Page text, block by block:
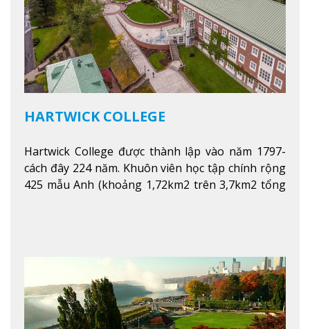
HARTWICK COLLEGE
Hartwick College được thành lập vào năm 1797-
cách đây 224 năm. Khuôn viên học tập chính rộng
425 mẫu Anh (khoảng 1,72km2 trên 3,7km2 tổng